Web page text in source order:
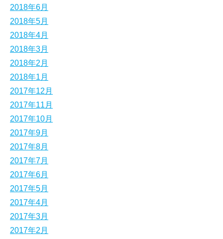
2018年6月
2018年5月
2018年4月
2018年3月
2018年2月
2018年1月
2017年12月
2017年11月
2017年10月
2017年9月
2017年8月
2017年7月
2017年6月
2017年5月
2017年4月
2017年3月
2017年2月